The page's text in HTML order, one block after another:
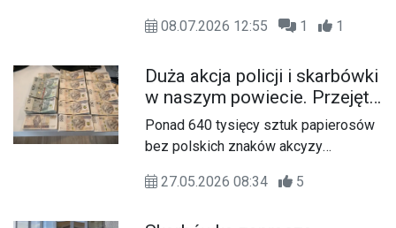
polskich znaków akcyzy. Do
doszło na terenie powiatu
kędzierzyńsko-kozielskiego, a
wartość kontrabandy oszacowano na
ponad 200 tysięcy złotych.
08.07.2026 12:55 1 1
Duża akcja policji i skarbówki
w naszym powiecie. Przejęto
kontrabandę wartą ponad
milion złotych
Ponad 640 tysięcy sztuk papierosów
bez polskich znaków akcyzy
Walki z Przestępczością
27.05.2026 08:34 5